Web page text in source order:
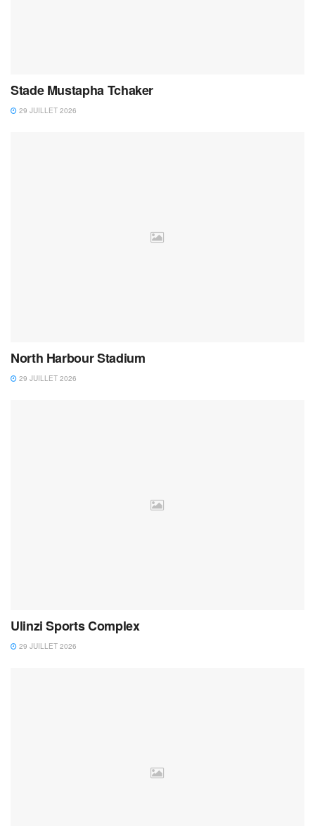
Stade Mustapha Tchaker
29 JUILLET 2026
North Harbour Stadium
29 JUILLET 2026
Ulinzi Sports Complex
29 JUILLET 2026